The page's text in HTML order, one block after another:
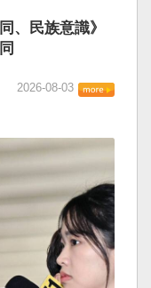
、民族意識》
2026-08-03